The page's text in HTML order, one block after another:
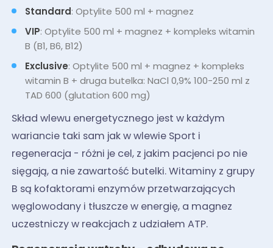
Standard: Optylite 500 ml + magnez
VIP: Optylite 500 ml + magnez + kompleks witamin
B (B1, B6, B12)
Exclusive: Optylite 500 ml + magnez + kompleks
witamin B + druga butelka: NaCl 0,9% 100-250 ml z
TAD 600 (glutation 600 mg)
Skład wlewu energetycznego jest w każdym
wariancie taki sam jak w wlewie Sport i
regeneracja - różni je cel, z jakim pacjenci po nie
sięgają, a nie zawartość butelki. Witaminy z grupy
B są kofaktorami enzymów przetwarzających
węglowodany i tłuszcze w energię, a magnez
uczestniczy w reakcjach z udziałem ATP.